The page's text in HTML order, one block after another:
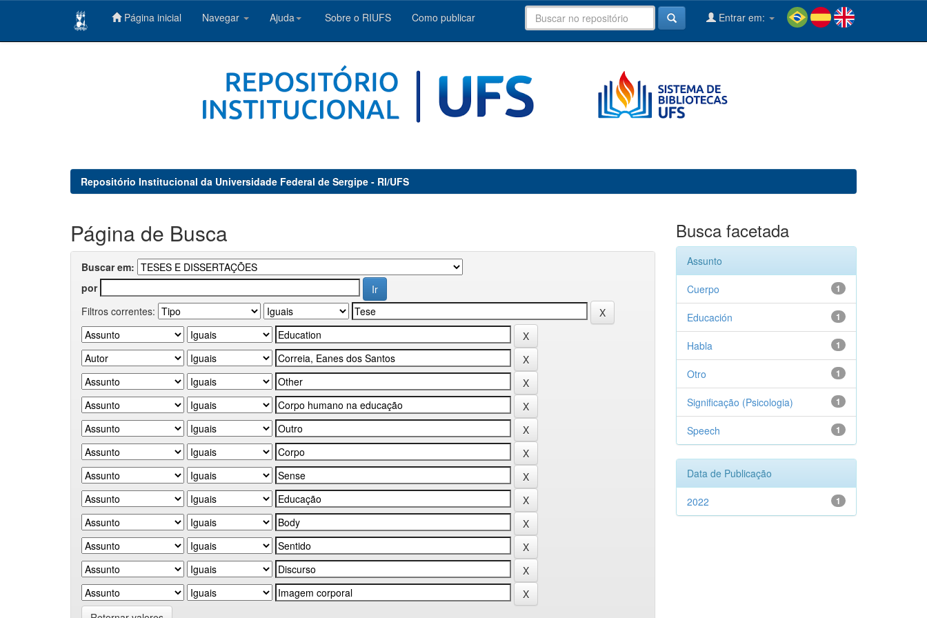
Página inicial Navegar Ajuda Sobre o RIUFS Como publicar Entrar em:
Repositório Institucional da Universidade Federal de Sergipe - RI/UFS
Página de Busca
Buscar em:
por
Filtros correntes:
Busca facetada
Assunto
1
Cuerpo
1
Educación
1
Habla
1
Otro
1
Significação (Psicologia)
1
Speech
Data de Publicação
1
2022